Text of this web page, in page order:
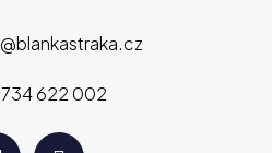
@blankastraka.cz
734 622 002